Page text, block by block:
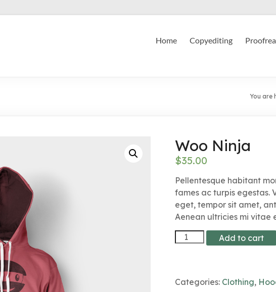
Home Copyediting
You are
Woo Ninja
$35.00
Pellentesque habitant
fames ac turpis egestas.
eget, tempor sit amet,
Aenean ultricies mi vitae
Woo
Ninja
Add to cart
Categories: Clothing,